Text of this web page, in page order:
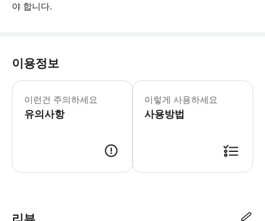
야 합니다.
이용정보
이런건 주의하세요
유의사항
픽업 및 드롭 서비스를 받으려면 운영
이렇게 사용하세요
사용방법